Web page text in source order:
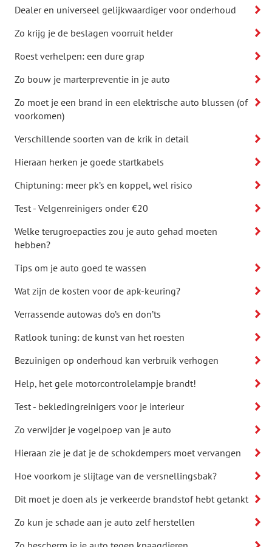
Dealer en universeel gelijkwaardiger voor onderhoud
Zo krijg je de beslagen voorruit helder
Roest verhelpen: een dure grap
Zo bouw je marterpreventie in je auto
Zo moet je een brand in een elektrische auto blussen (of
voorkomen)
Verschillende soorten van de krik in detail
Hieraan herken je goede startkabels
Chiptuning: meer pk’s en koppel, wel risico
Test - Velgenreinigers onder €20
Welke terugroepacties zou je auto gehad moeten
hebben?
Tips om je auto goed te wassen
Wat zijn de kosten voor de apk-keuring?
Verrassende autowas do’s en don’ts
Ratlook tuning: de kunst van het roesten
Bezuinigen op onderhoud kan verbruik verhogen
Help, het gele motorcontrolelampje brandt!
Test - bekledingreinigers voor je interieur
Zo verwijder je vogelpoep van je auto
Hieraan zie je dat je de schokdempers moet vervangen
Hoe voorkom je slijtage van de versnellingsbak?
Dit moet je doen als je verkeerde brandstof hebt getankt
Zo kun je schade aan je auto zelf herstellen